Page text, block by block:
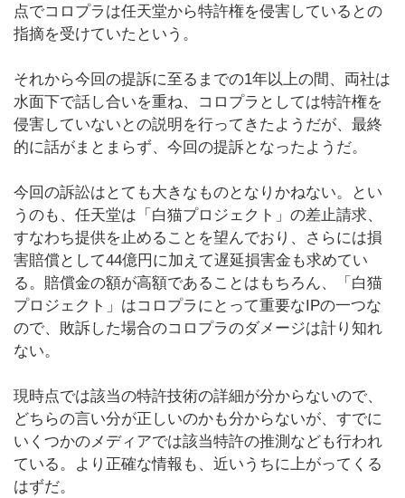
点でコロプラは任天堂から特許権を侵害しているとの
指摘を受けていたという。
それから今回の提訴に至るまでの1年以上の間、両社は
水面下で話し合いを重ね、コロプラとしては特許権を
侵害していないとの説明を行ってきたようだが、最終
的に話がまとまらず、今回の提訴となったようだ。
今回の訴訟はとても大きなものとなりかねない。とい
うのも、任天堂は「白猫プロジェクト」の差止請求、
すなわち提供を止めることを望んでおり、さらには損
害賠償として44億円に加えて遅延損害金も求めてい
る。賠償金の額が高額であることはもちろん、「白猫
プロジェクト」はコロプラにとって重要なIPの一つな
ので、敗訴した場合のコロプラのダメージは計り知れ
ない。
現時点では該当の特許技術の詳細が分からないので、
どちらの言い分が正しいのかも分からないが、すでに
いくつかのメディアでは該当特許の推測なども行われ
ている。より正確な情報も、近いうちに上がってくる
はずだ。